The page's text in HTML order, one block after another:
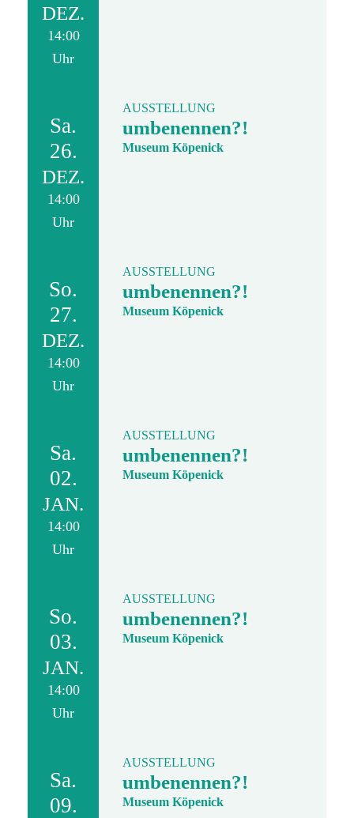
DEZ.
14:00
Uhr
Sa.
26.
DEZ.
14:00
Uhr
AUSSTELLUNG
umbenennen?!
Museum Köpenick
So.
27.
DEZ.
14:00
Uhr
AUSSTELLUNG
umbenennen?!
Museum Köpenick
Sa.
02.
JAN.
14:00
Uhr
AUSSTELLUNG
umbenennen?!
Museum Köpenick
So.
03.
JAN.
14:00
Uhr
AUSSTELLUNG
umbenennen?!
Museum Köpenick
Sa.
09.
AUSSTELLUNG
umbenennen?!
Museum Köpenick